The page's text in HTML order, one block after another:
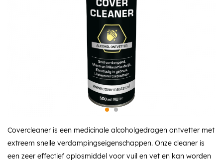
Covercleaner is een medicinale alcoholgedragen ontvetter met
extreem snelle verdampingseigenschappen. Onze cleaner is
een zeer effectief oplosmiddel voor vuil en vet en kan worden